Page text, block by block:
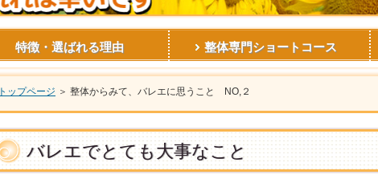
トップページ ＞ 整体からみて、バレエに思うこと NO,２
バレエでとても大事なこと
特徴・選ばれる理由 整体専門ショートコース